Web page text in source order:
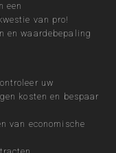
een
van pro!
en waardebepaling
uw
kosten en bespaar
van economische